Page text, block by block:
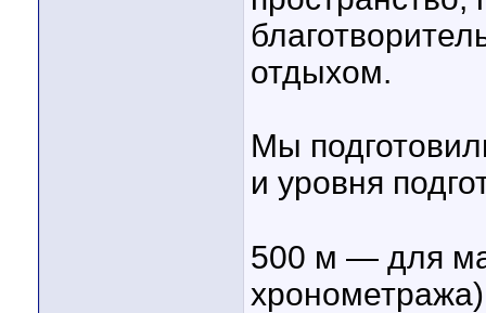
отдыхом.
Мы
и уровня
500 м — для
хронометража)